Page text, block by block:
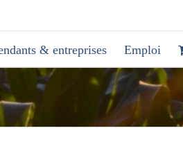
& entreprises Emploi